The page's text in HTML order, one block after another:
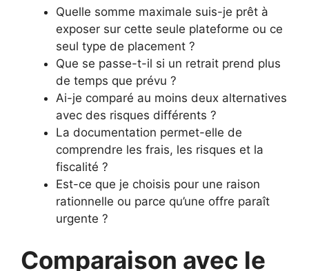
Quelle somme maximale suis-je prêt à
exposer sur cette seule plateforme ou ce
seul type de placement ?
Que se passe-t-il si un retrait prend plus
de temps que prévu ?
Ai-je comparé au moins deux alternatives
avec des risques différents ?
La documentation permet-elle de
comprendre les frais, les risques et la
fiscalité ?
Est-ce que je choisis pour une raison
rationnelle ou parce qu’une offre paraît
urgente ?
Comparaison avec le